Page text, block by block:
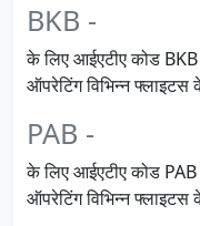
BKB -
के लिए आईएटीए कोड BKB है
ऑपरेटिंग विभिन्न फ्लाइटस
PAB -
के लिए आईएटीए कोड PAB है
ऑपरेटिंग विभिन्न फ्लाइटस